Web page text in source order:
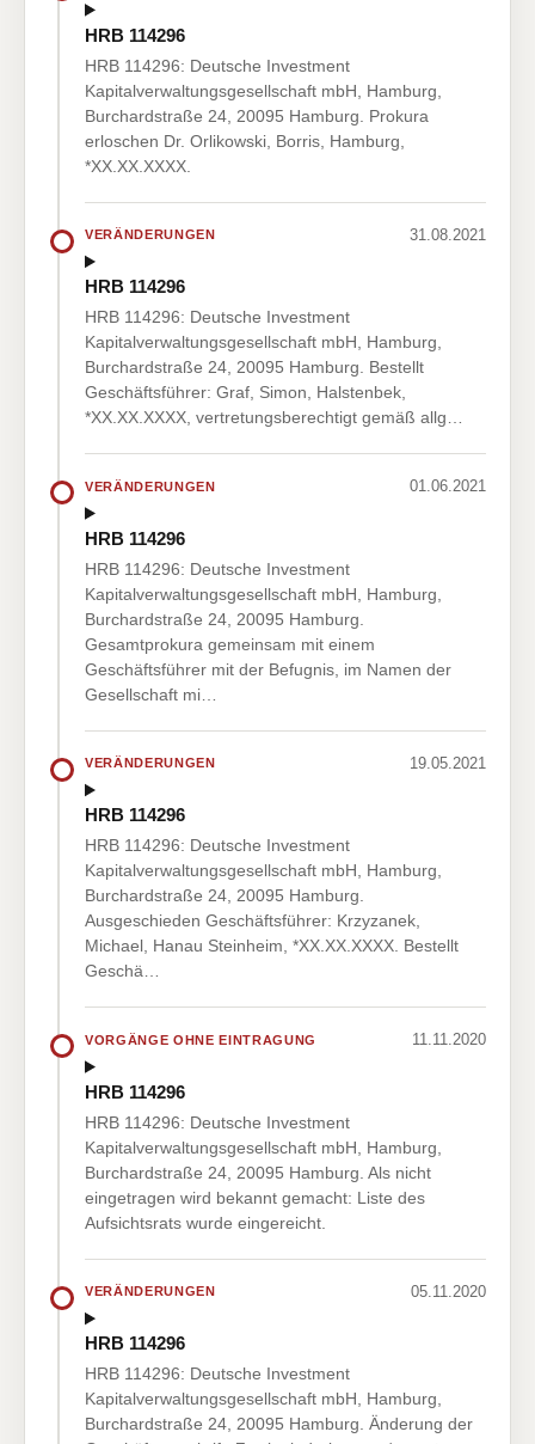
HRB 114296
HRB 114296: Deutsche Investment
Kapitalverwaltungsgesellschaft mbH, Hamburg,
Burchardstraße 24, 20095 Hamburg. Prokura
erloschen Dr. Orlikowski, Borris, Hamburg,
*XX.XX.XXXX.
VERÄNDERUNGEN 31.08.2021
HRB 114296
HRB 114296: Deutsche Investment
Kapitalverwaltungsgesellschaft mbH, Hamburg,
Burchardstraße 24, 20095 Hamburg. Bestellt
Geschäftsführer: Graf, Simon, Halstenbek,
*XX.XX.XXXX, vertretungsberechtigt gemäß allg…
VERÄNDERUNGEN 01.06.2021
HRB 114296
HRB 114296: Deutsche Investment
Kapitalverwaltungsgesellschaft mbH, Hamburg,
Burchardstraße 24, 20095 Hamburg.
Gesamtprokura gemeinsam mit einem
Geschäftsführer mit der Befugnis, im Namen der
Gesellschaft mi…
VERÄNDERUNGEN 19.05.2021
HRB 114296
HRB 114296: Deutsche Investment
Kapitalverwaltungsgesellschaft mbH, Hamburg,
Burchardstraße 24, 20095 Hamburg.
Ausgeschieden Geschäftsführer: Krzyzanek,
Michael, Hanau Steinheim, *XX.XX.XXXX. Bestellt
Geschä…
VORGÄNGE OHNE EINTRAGUNG 11.11.2020
HRB 114296
HRB 114296: Deutsche Investment
Kapitalverwaltungsgesellschaft mbH, Hamburg,
Burchardstraße 24, 20095 Hamburg. Als nicht
eingetragen wird bekannt gemacht: Liste des
Aufsichtsrats wurde eingereicht.
VERÄNDERUNGEN 05.11.2020
HRB 114296
HRB 114296: Deutsche Investment
Kapitalverwaltungsgesellschaft mbH, Hamburg,
Burchardstraße 24, 20095 Hamburg. Änderung der